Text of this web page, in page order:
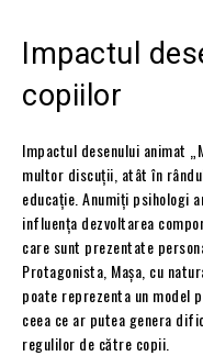
Impactul
copiilor
Impactul desenului animat
multor discuții, atât în
educație. Anumiți psihologi
influența dezvoltarea
care sunt prezentate
Protagonista, Mașa, cu
poate reprezenta un model
ceea ce ar putea genera
regulilor de către copii.